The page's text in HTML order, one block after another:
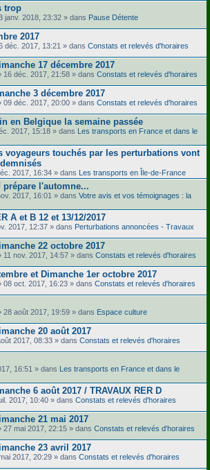
trop
janv. 2018, 23:32 » dans Pause Détente
2017
déc. 2017, 13:21 » dans Constats et relevés d'horaires
17 décembre 2017
16 déc. 2017, 21:58 » dans Constats et relevés d'horaires
3 décembre 2017
09 déc. 2017, 20:00 » dans Constats et relevés d'horaires
en Belgique la semaine passée
2017, 15:18 » dans
Les transports en France et dans le
voyageurs touchés par les perturbations vont
2017, 16:34 » dans Les transports en Île-de-France
prépare l'automne...
2017, 16:01 » dans Votre avis et vos témoignages : la
A et B 12 et 13/12/2017
2017, 12:37 » dans Perturbations annoncées - Travaux
22 octobre 2017
11 nov. 2017, 14:57 » dans Constats et relevés d'horaires
et Dimanche 1er octobre 2017
08 oct. 2017, 16:23 » dans Constats et relevés d'horaires
28 août 2017, 19:59 » dans Espace culture
20 août 2017
2017, 08:33 » dans Constats et relevés d'horaires
16:51 » dans
Les transports en France et dans le
6 août 2017 / TRAVAUX RER D
2017, 10:40 » dans Constats et relevés d'horaires
21 mai 2017
27 mai 2017, 22:15 » dans Constats et relevés d'horaires
23 avril 2017
2017, 20:29 » dans Constats et relevés d'horaires